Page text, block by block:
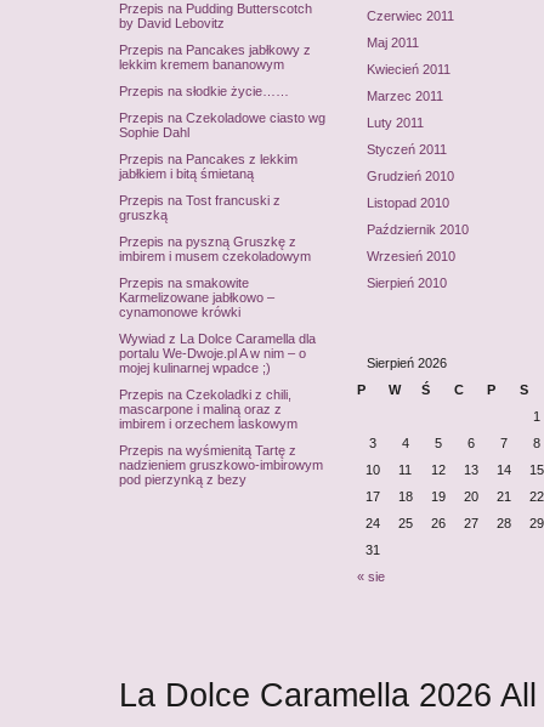
Przepis na Pudding Butterscotch
by David Lebovitz
Przepis na Pancakes jabłkowy z
lekkim kremem bananowym
Przepis na słodkie życie……
Przepis na Czekoladowe ciasto wg
Sophie Dahl
Przepis na Pancakes z lekkim
jabłkiem i bitą śmietaną
Przepis na Tost francuski z
gruszką
Przepis na pyszną Gruszkę z
imbirem i musem czekoladowym
Przepis na smakowite
Karmelizowane jabłkowo –
cynamonowe krówki
Wywiad z La Dolce Caramella dla
portalu We-Dwoje.pl A w nim – o
mojej kulinarnej wpadce ;)
Przepis na Czekoladki z chili,
mascarpone i maliną oraz z
imbirem i orzechem laskowym
Przepis na wyśmienitą Tartę z
nadzieniem gruszkowo-imbirowym
pod pierzynką z bezy
Czerwiec 2011
Maj 2011
Kwiecień 2011
Marzec 2011
Luty 2011
Styczeń 2011
Grudzień 2010
Listopad 2010
Październik 2010
Wrzesień 2010
Sierpień 2010
Sierpień 2026
P
W Ś C P S
« sie
1
3
4 5 6 7
8
10
11 12 13 14
15
17
18 19 20 21
22
24
25 26 27 28
29
31
La Dolce Caramella 2026